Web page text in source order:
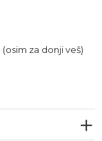
(osim za donji veš)